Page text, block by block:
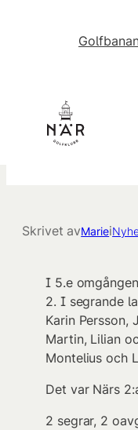
När
Skrivet avMariei
I 5.e
2. I segrande
Karin Persson,
Martin, Lilian
Montelius och
Det var Närs
2 segrar, 2